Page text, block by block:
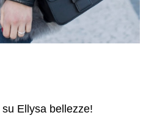
Ellysa bellezze!